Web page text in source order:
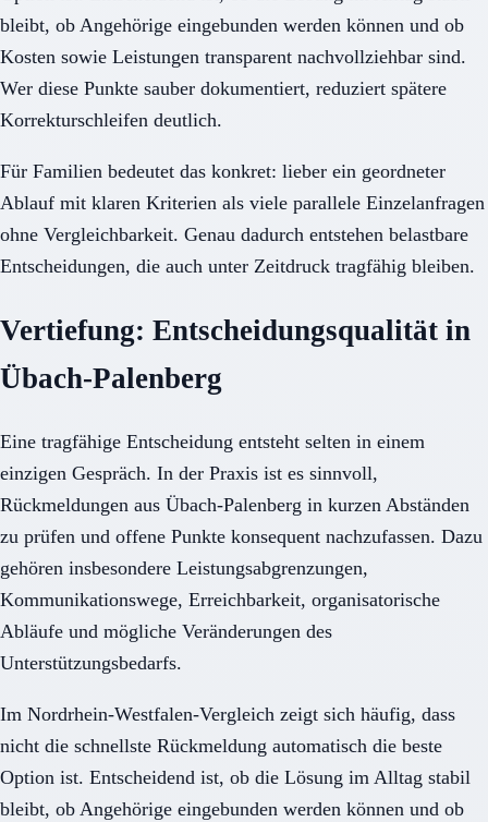
bleibt, ob Angehörige eingebunden werden können und ob
Kosten sowie Leistungen transparent nachvollziehbar sind.
Wer diese Punkte sauber dokumentiert, reduziert spätere
Korrekturschleifen deutlich.
Für Familien bedeutet das konkret: lieber ein geordneter
Ablauf mit klaren Kriterien als viele parallele Einzelanfragen
ohne Vergleichbarkeit. Genau dadurch entstehen belastbare
Entscheidungen, die auch unter Zeitdruck tragfähig bleiben.
Vertiefung: Entscheidungsqualität in
Übach-Palenberg
Eine tragfähige Entscheidung entsteht selten in einem
einzigen Gespräch. In der Praxis ist es sinnvoll,
Rückmeldungen aus Übach-Palenberg in kurzen Abständen
zu prüfen und offene Punkte konsequent nachzufassen. Dazu
gehören insbesondere Leistungsabgrenzungen,
Kommunikationswege, Erreichbarkeit, organisatorische
Abläufe und mögliche Veränderungen des
Unterstützungsbedarfs.
Im Nordrhein-Westfalen-Vergleich zeigt sich häufig, dass
nicht die schnellste Rückmeldung automatisch die beste
Option ist. Entscheidend ist, ob die Lösung im Alltag stabil
bleibt, ob Angehörige eingebunden werden können und ob